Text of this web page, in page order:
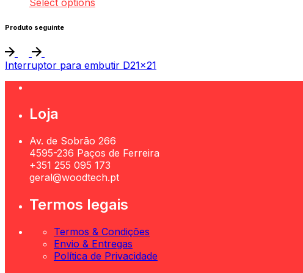
Produto seguinte
Interruptor para embutir D21x21
Loja
Av. de Sobrão 266
4595-236 Paços de Ferreira
+351 255 095 173
geral@woodtech.pt
Termos legais
Termos & Condições
Envio & Entregas
Política de Privacidade